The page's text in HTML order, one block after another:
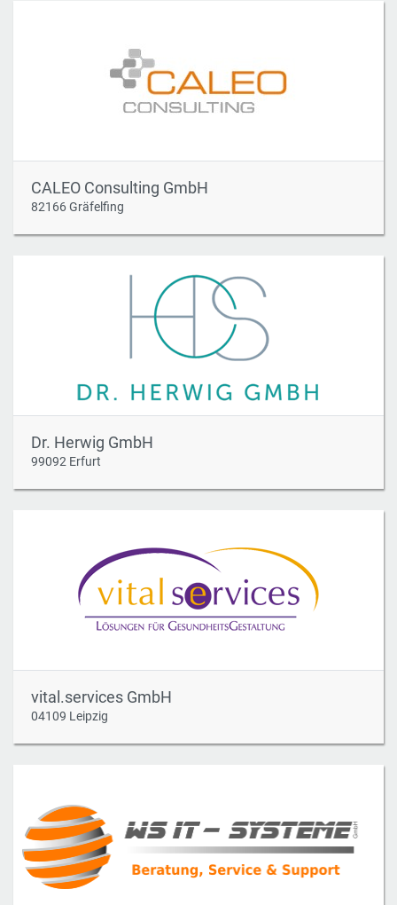
CALEO Consulting GmbH
82166 Gräfelfing
Dr. Herwig GmbH
99092 Erfurt
vital.services GmbH
04109 Leipzig